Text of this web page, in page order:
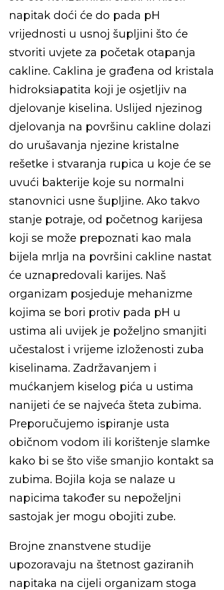
napitak doći će do pada pH
vrijednosti u usnoj šupljini što će
stvoriti uvjete za početak otapanja
cakline. Caklina je građena od kristala
hidroksiapatita koji je osjetljiv na
djelovanje kiselina. Uslijed njezinog
djelovanja na površinu cakline dolazi
do urušavanja njezine kristalne
rešetke i stvaranja rupica u koje će se
uvući bakterije koje su normalni
stanovnici usne šupljine. Ako takvo
stanje potraje, od početnog karijesa
koji se može prepoznati kao mala
bijela mrlja na površini cakline nastat
će uznapredovali karijes. Naš
organizam posjeduje mehanizme
kojima se bori protiv pada pH u
ustima ali uvijek je poželjno smanjiti
učestalost i vrijeme izloženosti zuba
kiselinama. Zadržavanjem i
mućkanjem kiselog pića u ustima
nanijeti će se najveća šteta zubima.
Preporučujemo ispiranje usta
običnom vodom ili korištenje slamke
kako bi se što više smanjio kontakt sa
zubima. Bojila koja se nalaze u
napicima također su nepoželjni
sastojak jer mogu obojiti zube.
Brojne znanstvene studije
upozoravaju na štetnost gaziranih
napitaka na cijeli organizam stoga